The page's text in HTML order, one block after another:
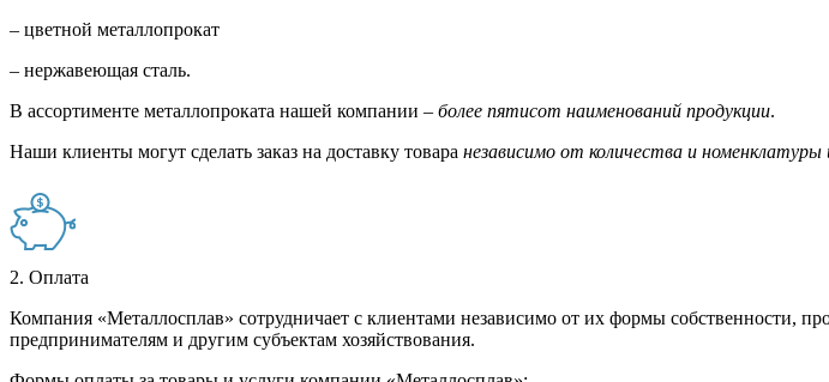
– цветной металлопрокат
– нержавеющая сталь.
В ассортименте металлопроката нашей компании – более пятисот наименований продукции.
Наши клиенты могут сделать заказ на доставку товара независимо от количества и номенклатуры
2. Оплата
Компания «Металлосплав» сотрудничает с клиентами независимо от их формы собственности,
предпринимателям и другим субъектам хозяйствования.